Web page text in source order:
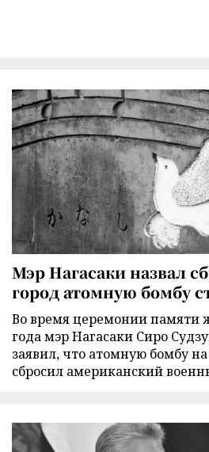
Мэр Нагасаки назвал
город атомную бомбу
Во время церемонии памяти
года мэр Нагасаки Сиро
заявил, что атомную бомбу
сбросил американский